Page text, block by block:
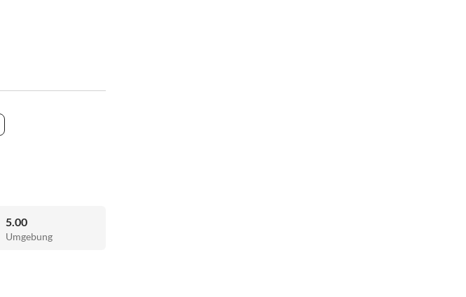
5.00
Umgebung